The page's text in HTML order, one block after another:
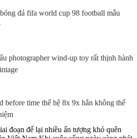
đá fifa world cup 98 football mẫu
photographer wind-up toy rất thịnh hành
before time thế hệ 8x 9x hẳn không thể
đoạn để lại nhiều ấn tượng khó quên